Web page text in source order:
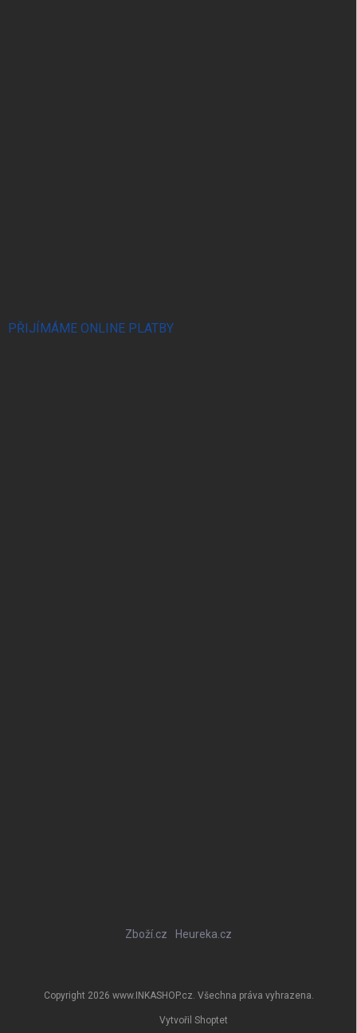
PŘIJÍMÁME ONLINE PLATBY
Zboží.cz Heureka.cz
Vytvořil Shoptet
Copyright 2026 www.INKASHOP.cz. Všechna práva vyhrazena.